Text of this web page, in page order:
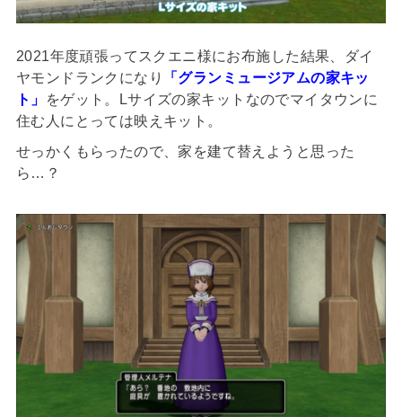
2021年度頑張ってスクエニ様にお布施した結果、ダイ
ヤモンドランクになり
「グランミュージアムの家キッ
ト」
をゲット。Lサイズの家キットなのでマイタウンに
住む人にとっては映えキット。
せっかくもらったので、家を建て替えようと思った
ら…？